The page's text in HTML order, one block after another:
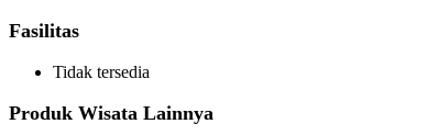
Fasilitas
Tidak tersedia
Produk Wisata Lainnya